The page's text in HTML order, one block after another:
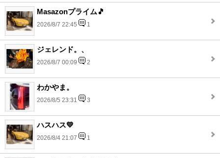
Masazonプライム🎵
2026/8/7 22:45 1
ジェレンド。、
2026/8/7 00:09 2
わかやま。
2026/8/5 23:31 3
ハスハス💛
2026/8/4 21:07 1